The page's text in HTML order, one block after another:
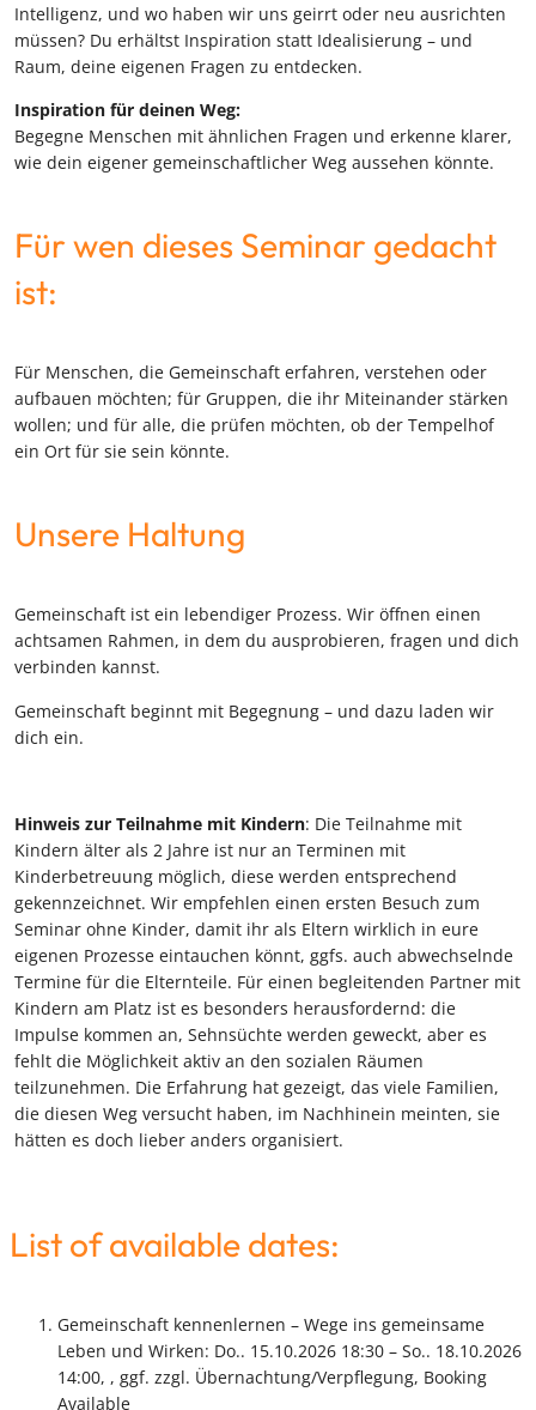
Intelligenz, und wo haben wir uns geirrt oder neu ausrichten
müssen? Du erhältst Inspiration statt Idealisierung – und
Raum, deine eigenen Fragen zu entdecken.
Inspiration für deinen Weg:
Begegne Menschen mit ähnlichen Fragen und erkenne klarer,
wie dein eigener gemeinschaftlicher Weg aussehen könnte.
Für wen dieses Seminar gedacht
ist:
Für Menschen, die Gemeinschaft erfahren, verstehen oder
aufbauen möchten; für Gruppen, die ihr Miteinander stärken
wollen; und für alle, die prüfen möchten, ob der Tempelhof
ein Ort für sie sein könnte.
Unsere Haltung
Gemeinschaft ist ein lebendiger Prozess. Wir öffnen einen
achtsamen Rahmen, in dem du ausprobieren, fragen und dich
verbinden kannst.
Gemeinschaft beginnt mit Begegnung – und dazu laden wir
dich ein.
Hinweis zur Teilnahme mit Kindern: Die Teilnahme mit
Kindern älter als 2 Jahre ist nur an Terminen mit
Kinderbetreuung möglich, diese werden entsprechend
gekennzeichnet. Wir empfehlen einen ersten Besuch zum
Seminar ohne Kinder, damit ihr als Eltern wirklich in eure
eigenen Prozesse eintauchen könnt, ggfs. auch abwechselnde
Termine für die Elternteile. Für einen begleitenden Partner mit
Kindern am Platz ist es besonders herausfordernd: die
Impulse kommen an, Sehnsüchte werden geweckt, aber es
fehlt die Möglichkeit aktiv an den sozialen Räumen
teilzunehmen. Die Erfahrung hat gezeigt, das viele Familien,
die diesen Weg versucht haben, im Nachhinein meinten, sie
hätten es doch lieber anders organisiert.
List of available dates:
Gemeinschaft kennenlernen – Wege ins gemeinsame
Leben und Wirken: Do.. 15.10.2026 18:30 – So.. 18.10.2026
14:00, , ggf. zzgl. Übernachtung/Verpflegung, Booking
Available